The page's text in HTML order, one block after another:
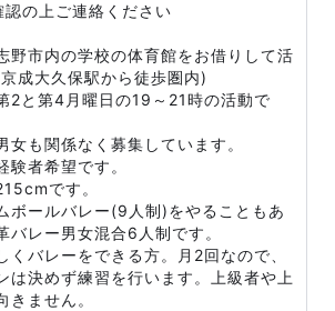
の上ご連絡ください
野市内の学校の体育館をお借りして活
成大久保駅から徒歩圏内)
2と第4月曜日の19～21時の活動で
女も関係なく募集しています。
験者希望です。
です。
ボールバレー(9人制)をやることもあ
バレー男女混合6人制です。
くバレーをできる方。月2回なので、
は決めず練習を行います。上級者や上
きません。